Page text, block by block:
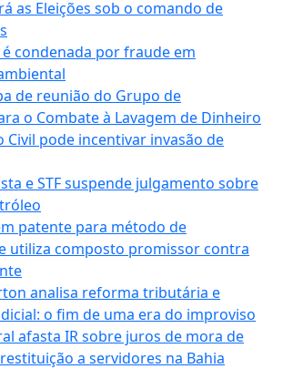
as Eleições sob o comando de
condenada por fraude em
de reunião do Grupo de
o Combate à Lavagem de Dinheiro
Civil pode incentivar invasão de
e STF suspende julgamento sobre
patente para método de
utiliza composto promissor contra
analisa reforma tributária e
o fim de uma era do improviso
afasta IR sobre juros de mora de
a servidores na Bahia